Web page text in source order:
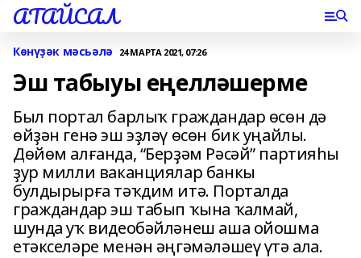
АТАЙСАЛ
Көнүҙәк мәсьәлә 24 МАРТА 2021, 07:26
Эш табыуы еңелләшерме
Был портал барлыҡ граждандар өсөн дә
өйҙән генә эш эҙләү өсөн бик уңайлы.
Дөйөм алғанда, “Берҙәм Рәсәй” партияһы
ҙур милли ваканциялар банкы
булдырырға тәҡдим итә. Порталда
граждандар эш табып ҡына ҡалмай,
шунда уҡ видеобәйләнеш аша ойошма
етәкселәре менән әңгәмәләшеү үтә ала.